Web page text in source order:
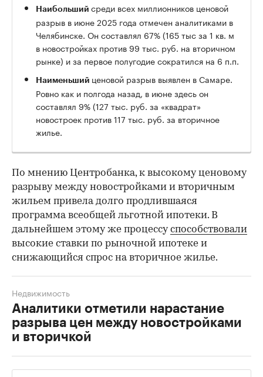
Наибольший среди всех миллионников ценовой
разрыв в июне 2025 года отмечен аналитиками в
Челябинске. Он составлял 67% (165 тыс за 1 кв. м
в новостройках против 99 тыс. руб. на вторичном
рынке) и за первое полугодие сократился на 6 п.п.
Наименьший ценовой разрыв выявлен в Самаре.
Ровно как и полгода назад, в июне здесь он
составлял 9% (127 тыс. руб. за «квадрат»
новостроек против 117 тыс. руб. за вторичное
жилье.
По мнению Центробанка, к высокому ценовому
разрыву между новостройками и вторичным
жильем привела долго продлившаяся
программа всеобщей льготной ипотеки. В
дальнейшем этому же процессуспособствовали
высокие ставки по рыночной ипотеке и
снижающийся спрос на вторичное жилье.
Аналитики отметили нарастание
разрыва цен между новостройками
и вторичкой
Недвижимость